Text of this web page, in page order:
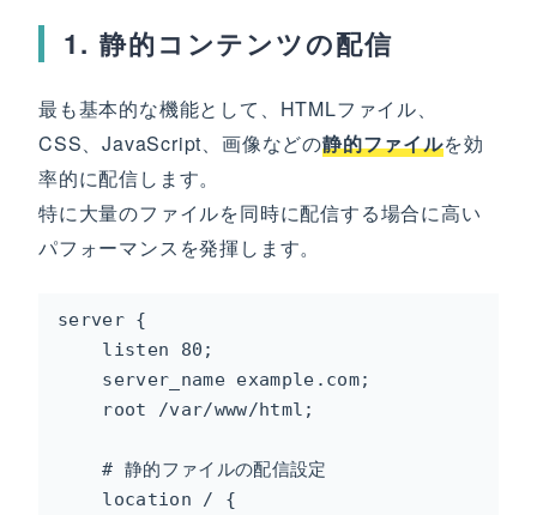
1. 静的コンテンツの配信
最も基本的な機能として、HTMLファイル、
CSS、JavaScript、画像などの静的ファイルを効
率的に配信します。
特に大量のファイルを同時に配信する場合に高い
パフォーマンスを発揮します。
server {
    listen 80;
    server_name example.com;
    root /var/www/html;
    # 静的ファイルの配信設定
    location / {